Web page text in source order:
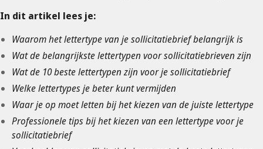
In dit artikel lees je:
Waarom het lettertype van je sollicitatiebrief belangrijk is
Wat de belangrijkste lettertypen voor sollicitatiebrieven zijn
Wat de 10 beste lettertypen zijn voor je sollicitatiebrief
Welke lettertypes je beter kunt vermijden
Waar je op moet letten bij het kiezen van de juiste lettertype
Professionele tips bij het kiezen van een lettertype voor je
sollicitatiebrief